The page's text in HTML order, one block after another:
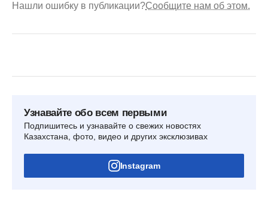
Нашли ошибку в публикации?Сообщите нам об этом.
Узнавайте обо всем первыми
Подпишитесь и узнавайте о свежих новостях
Казахстана, фото, видео и других эксклюзивах
Instagram